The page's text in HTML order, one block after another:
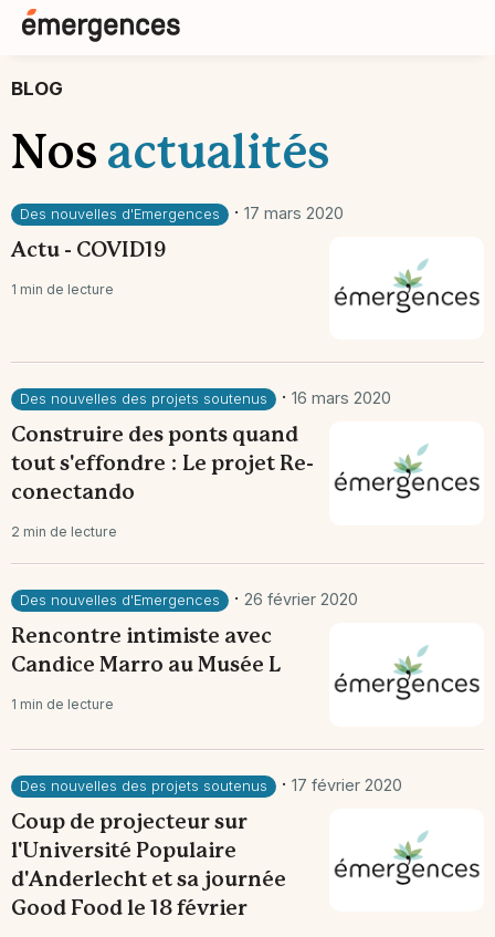
BLOG
Nos actualités
Des nouvelles d'Emergences · 17 mars 2020
Actu - COVID19
1 min de lecture
Des nouvelles des projets soutenus · 16 mars 2020
Construire des ponts quand
tout s'effondre : Le projet Re-
conectando
2 min de lecture
Des nouvelles d'Emergences · 26 février 2020
Rencontre intimiste avec
Candice Marro au Musée L
1 min de lecture
Des nouvelles des projets soutenus · 17 février 2020
Coup de projecteur sur
l'Université Populaire
d'Anderlecht et sa journée
Good Food le 18 février